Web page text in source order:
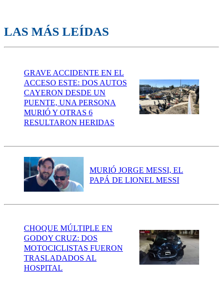
LAS MÁS LEÍDAS
GRAVE ACCIDENTE EN EL
ACCESO ESTE: DOS AUTOS
CAYERON DESDE UN
PUENTE, UNA PERSONA
MURIÓ Y OTRAS 6
RESULTARON HERIDAS
MURIÓ JORGE MESSI, EL
PAPÁ DE LIONEL MESSI
CHOQUE MÚLTIPLE EN
GODOY CRUZ: DOS
MOTOCICLISTAS FUERON
TRASLADADOS AL
HOSPITAL